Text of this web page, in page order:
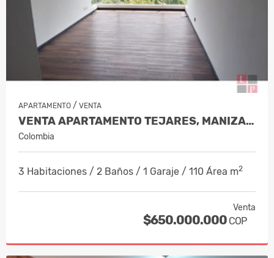
APARTAMENTO / VENTA
VENTA APARTAMENTO TEJARES, MANIZALES…
Colombia
3 Habitaciones / 2 Baños / 1 Garaje / 110 Área m2
Venta
$650.000.000 COP